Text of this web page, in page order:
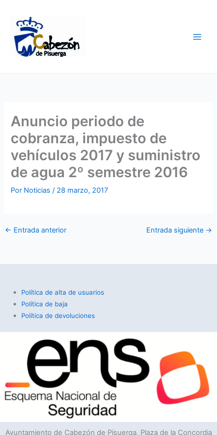
contenido
Anuncio periodo de
cobranza, impuesto de
vehículos 2017 y suministro
de agua 2º semestre 2016
Por Noticias/ 28 marzo, 2017
← Entrada anterior Entrada siguiente →
Política de alta de usuarios
Política de baja
Política de devoluciones
Ayuntamiento de Cabezón de Pisuerga, Plaza de la Concordia